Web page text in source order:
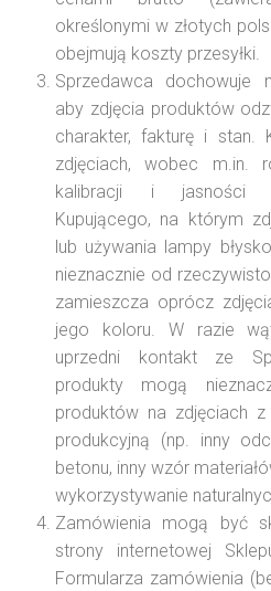
określonymi w złotych
obejmują koszty przesyłki.
Sprzedawca dochowuje
aby zdjęcia produktów
charakter, fakturę i stan.
zdjęciach, wobec m.in.
kalibracji i jasności
Kupującego, na którym
lub używania lampy
nieznacznie od
zamieszcza oprócz
jego koloru. W razie
uprzedni kontakt ze
produkty mogą
produktów na zdjęciach
produkcyjną (np. inny
betonu, inny wzór
wykorzystywanie
Zamówienia mogą być
strony internetowej
Formularza zamówienia